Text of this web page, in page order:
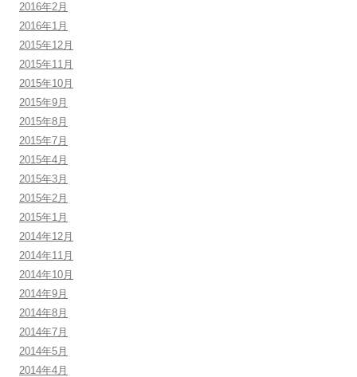
2016年2月
2016年1月
2015年12月
2015年11月
2015年10月
2015年9月
2015年8月
2015年7月
2015年4月
2015年3月
2015年2月
2015年1月
2014年12月
2014年11月
2014年10月
2014年9月
2014年8月
2014年7月
2014年5月
2014年4月